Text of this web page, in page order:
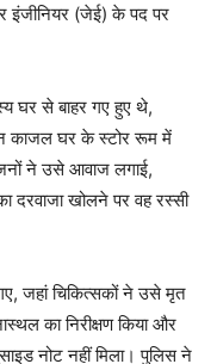
इंजीनियर (जेई) के पद पर
घर से बाहर गए हुए थे,
काजल घर के स्टोर रूम में
ने उसे आवाज लगाई,
दरवाजा खोलने पर वह रस्सी
जहां चिकित्सकों ने उसे मृत
का निरीक्षण किया और
नोट नहीं मिला। पुलिस ने